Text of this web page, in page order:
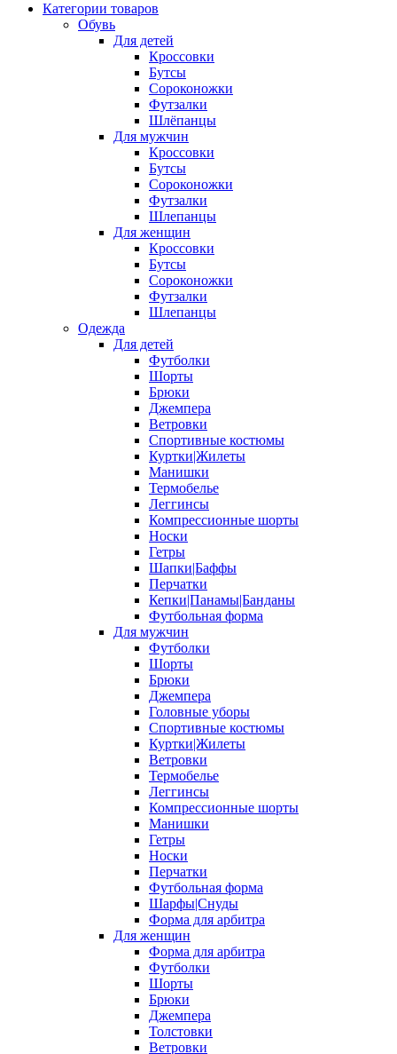
Категории товаров
Обувь
Для детей
Кроссовки
Бутсы
Сороконожки
Футзалки
Шлёпанцы
Для мужчин
Кроссовки
Бутсы
Сороконожки
Футзалки
Шлепанцы
Для женщин
Кроссовки
Бутсы
Сороконожки
Футзалки
Шлепанцы
Одежда
Для детей
Футболки
Шорты
Брюки
Джемпера
Ветровки
Спортивные костюмы
Куртки|Жилеты
Манишки
Термобелье
Леггинсы
Компрессионные шорты
Носки
Гетры
Шапки|Баффы
Перчатки
Кепки|Панамы|Банданы
Футбольная форма
Для мужчин
Футболки
Шорты
Брюки
Джемпера
Головные уборы
Спортивные костюмы
Куртки|Жилеты
Ветровки
Термобелье
Леггинсы
Компрессионные шорты
Манишки
Гетры
Носки
Перчатки
Футбольная форма
Шарфы|Снуды
Форма для арбитра
Для женщин
Форма для арбитра
Футболки
Шорты
Брюки
Джемпера
Толстовки
Ветровки